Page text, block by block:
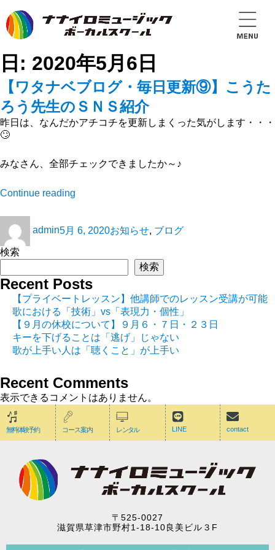
日: 2020年5月6日
【ワタナベブログ・毎日更新⑨】こうた
ろう先生のＳＮＳ紹介
昨日は、なんだかアチコチを更新しまくった気がします・・・
🙄
みなさん、全部チェックできましたか～♪
Continue reading
admin5月 6, 2020お知らせ ブログ
検索
検索
Recent Posts
【プライベートレッスン】他講師でのレッスン受講が可能
歌における「技術」vs「表現力・個性」
【９月の休校について】９月６・７日・２３日
キーを下げることは「逃げ」じゃない
歌が上手い人は「聴くこと」が上手い
Recent Comments
表示できるコメントはありません。
無料体験予約 コース案内 レンタル LINE contact
〒525-0027
滋賀県草津市野村1-18-10良美ビル３F